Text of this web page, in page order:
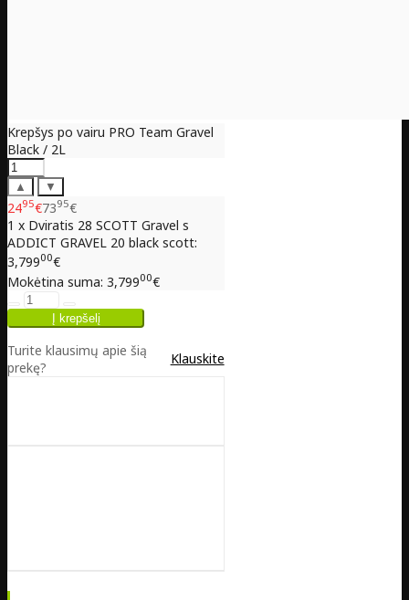
Krepšys po vairu PRO Team Gravel
Black / 2L
▲ ▼
2495€7395€
1 x Dviratis 28 SCOTT Gravel s
ADDICT GRAVEL 20 black scott:
3,79900€
Mokėtina suma: 3,79900€
Turite klausimų apie šią
prekę?
Klauskite